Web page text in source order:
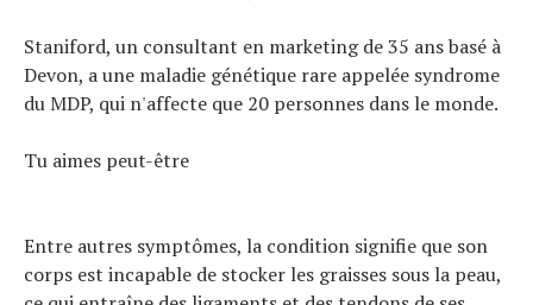
Staniford, un consultant en marketing de 35 ans basé à
Devon, a une maladie génétique rare appelée syndrome
du MDP, qui n'affecte que 20 personnes dans le monde.
Tu aimes peut-être
Entre autres symptômes, la condition signifie que son
corps est incapable de stocker les graisses sous la peau,